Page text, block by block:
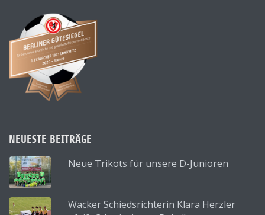
NEUESTE BEITRÄGE
Neue Trikots für unsere D-Junioren
Wacker Schiedsrichterin Klara Herzler